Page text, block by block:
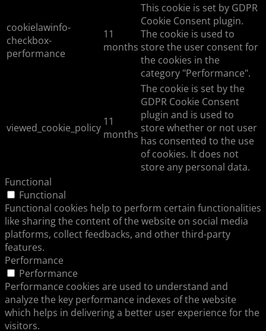
cookielawinfo-
checkbox-
performance
11
months
This cookie is set by GDPR
Cookie Consent plugin.
The cookie is used to
store the user consent for
the cookies in the
category "Performance".
viewed_cookie_policy 11
months
The cookie is set by the
GDPR Cookie Consent
plugin and is used to
store whether or not user
has consented to the use
of cookies. It does not
store any personal data.
Functional
Functional
Functional cookies help to perform certain functionalities
like sharing the content of the website on social media
platforms, collect feedbacks, and other third-party
features.
Performance
Performance
Performance cookies are used to understand and
analyze the key performance indexes of the website
which helps in delivering a better user experience for the
visitors.